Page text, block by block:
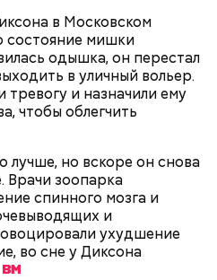
в Московском
состояние мишки
одышка, он перестал
в уличный вольер.
тревогу и назначили ему
чтобы облегчить
лучше, но вскоре он снова
Врачи зоопарка
спинного мозга и
и
ухудшение
во сне у Диксона